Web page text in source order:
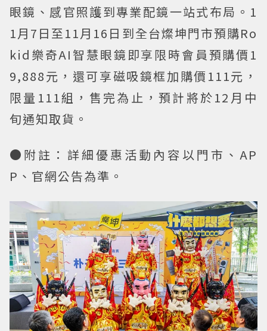
眼鏡、感官照護到專業配鏡一站式布局。1
1月7日至11月16日到全台燦坤門市預購Ro
kid樂奇AI智慧眼鏡即享限時會員預購價1
9,888元，還可享磁吸鏡框加購價111元，
限量111組，售完為止，預計將於12月中
旬通知取貨。
●附註：詳細優惠活動內容以門市、AP
P、官網公告為準。